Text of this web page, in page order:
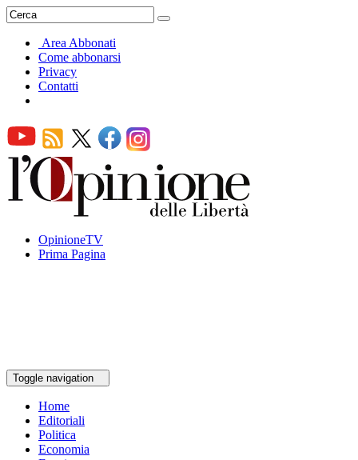
Area Abbonati
Come abbonarsi
Privacy
Contatti
OpinioneTV
Prima Pagina
Toggle navigation
Home
Editoriali
Politica
Economia